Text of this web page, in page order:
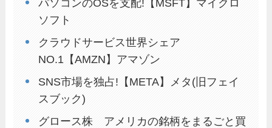
パソコンのOSを支配!【MSFT】マイクロ
ソフト
クラウドサービス世界シェア
NO.1【AMZN】アマゾン
SNS市場を独占!【META】メタ(旧フェイ
スブック)
グロース株 アメリカの銘柄をまるごと買